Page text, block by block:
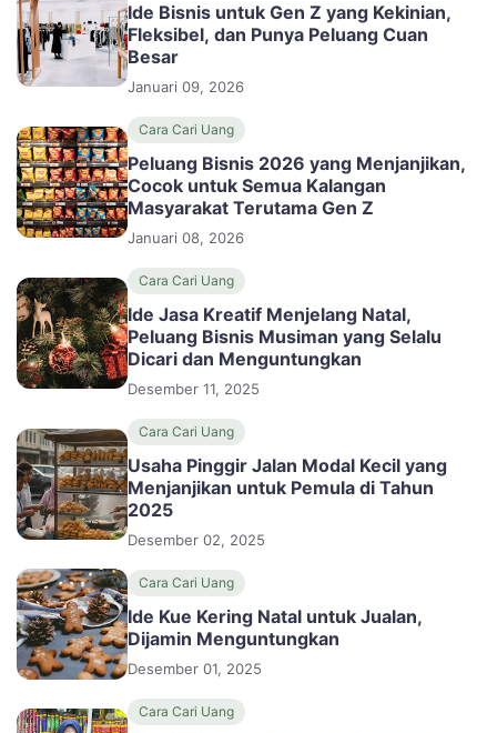
Ide Bisnis untuk Gen Z yang Kekinian,
Fleksibel, dan Punya Peluang Cuan
Besar
Januari 09, 2026
Cara Cari Uang
Peluang Bisnis 2026 yang Menjanjikan,
Cocok untuk Semua Kalangan
Masyarakat Terutama Gen Z
Januari 08, 2026
Cara Cari Uang
Ide Jasa Kreatif Menjelang Natal,
Peluang Bisnis Musiman yang Selalu
Dicari dan Menguntungkan
Desember 11, 2025
Cara Cari Uang
Usaha Pinggir Jalan Modal Kecil yang
Menjanjikan untuk Pemula di Tahun
2025
Desember 02, 2025
Cara Cari Uang
Ide Kue Kering Natal untuk Jualan,
Dijamin Menguntungkan
Desember 01, 2025
Cara Cari Uang